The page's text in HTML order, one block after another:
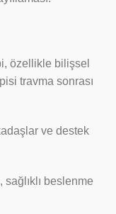
özellikle bilişsel
travma sonrası
ve destek
beslenme